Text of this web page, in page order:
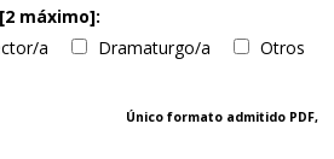
máximo]:
a Dramaturgo/a
Otros
Único formato admitido PDF,